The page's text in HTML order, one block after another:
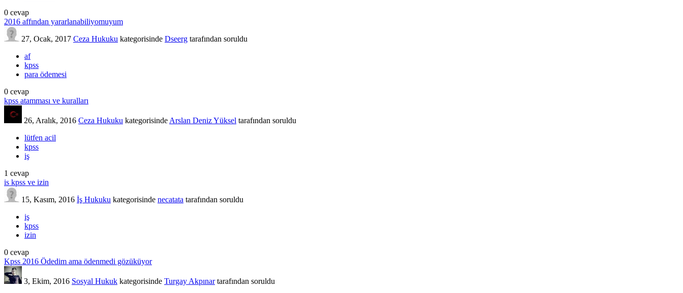
0 cevap
2016 affından yararlanabiliyomuyum
27, Ocak, 2017 Ceza Hukuku kategorisinde Dseerg tarafından soruldu
af
kpss
para ödemesi
0 cevap
kpss atamması ve kuralları
26, Aralık, 2016 Ceza Hukuku kategorisinde Arslan Deniz Yüksel tarafından soruldu
lütfen acil
kpss
iş
1 cevap
is kpss ve izin
15, Kasım, 2016 İş Hukuku kategorisinde necatata tarafından soruldu
iş
kpss
izin
0 cevap
Kpss 2016 Ödedim ama ödenmedi gözüküyor
3, Ekim, 2016 Sosyal Hukuk kategorisinde Turgay Akpınar tarafından soruldu